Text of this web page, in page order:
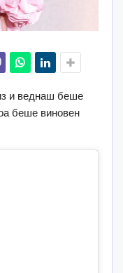
и веднаш беше
беше виновен